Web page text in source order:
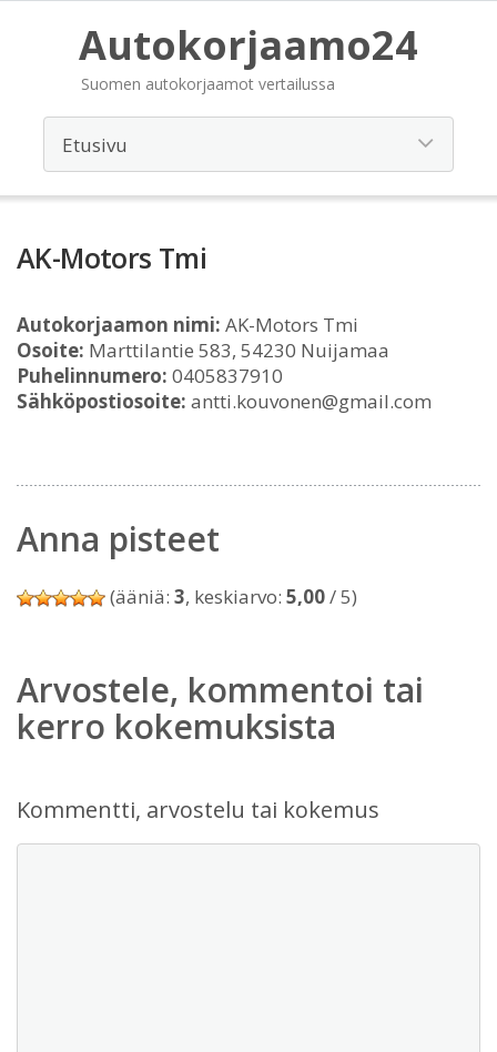
Autokorjaamo24
Suomen autokorjaamot vertailussa
AK-Motors Tmi
Autokorjaamon nimi: AK-Motors Tmi
Osoite: Marttilantie 583, 54230 Nuijamaa
Puhelinnumero: 0405837910
Sähköpostiosoite: antti.kouvonen@gmail.com
Anna pisteet
(ääniä: 3, keskiarvo: 5,00/ 5)
Arvostele, kommentoi tai
kerro kokemuksista
Kommentti, arvostelu tai kokemus